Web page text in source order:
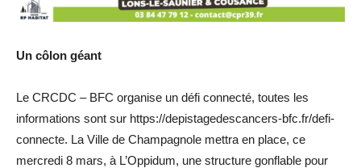
Un côlon géant
Le CRCDC – BFC organise un défi connecté, toutes les
informations sont sur https://depistagedescancers-bfc.fr/defi-
connecte. La Ville de Champagnole mettra en place, ce
mercredi 8 mars, à L’Oppidum, une structure gonflable pour